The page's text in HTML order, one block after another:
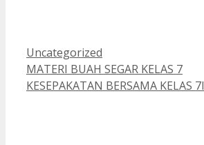
Kategori
Uncategorized
MATERI BUAH SEGAR KELAS 7
KESEPAKATAN BERSAMA KELAS 7I